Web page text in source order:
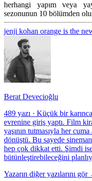
herhangi yapım veya
sezonunun 10 bölümden
jenji kohan orange is the
Berat Devecioğlu
489 yazı · Küçük bir
evrenine giriş yaptı. Film
yaşının tutmasıyla her
dönüştü. Bu sayede
hep çok dikkat etti. Şimdi
bütünleştirebileceğini
Yazarın diğer yazılarını gör